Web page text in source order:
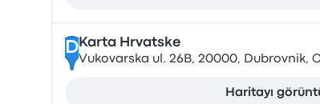
DKarta Hrvatske
Vukovarska ul. 26B, 20000, Dubrovnik,
Haritayı